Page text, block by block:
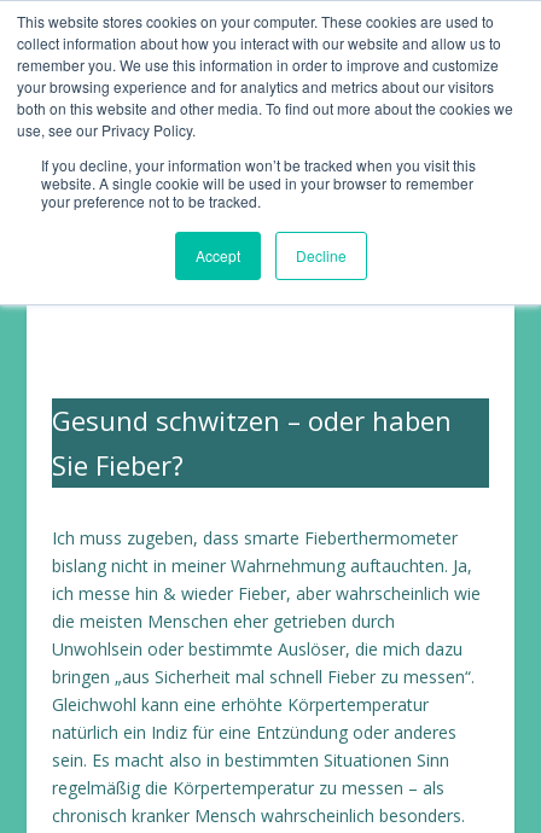
This website stores cookies on your computer. These cookies are used to
collect information about how you interact with our website and allow us to
remember you. We use this information in order to improve and customize
your browsing experience and for analytics and metrics about our visitors
both on this website and other media. To find out more about the cookies we
use, see our Privacy Policy.
If you decline, your information won’t be tracked when you visit this
website. A single cookie will be used in your browser to remember
your preference not to be tracked.
Accept Decline
ARTIKEL ZUR
KÖRPERTEMPERATUR
Gesund schwitzen – oder haben
Sie Fieber?
Ich muss zugeben, dass smarte Fieberthermometer
bislang nicht in meiner Wahrnehmung auftauchten. Ja,
ich messe hin & wieder Fieber, aber wahrscheinlich wie
die meisten Menschen eher getrieben durch
Unwohlsein oder bestimmte Auslöser, die mich dazu
bringen „aus Sicherheit mal schnell Fieber zu messen“.
Gleichwohl kann eine erhöhte Körpertemperatur
natürlich ein Indiz für eine Entzündung oder anderes
sein. Es macht also in bestimmten Situationen Sinn
regelmäßig die Körpertemperatur zu messen – als
chronisch kranker Mensch wahrscheinlich besonders.